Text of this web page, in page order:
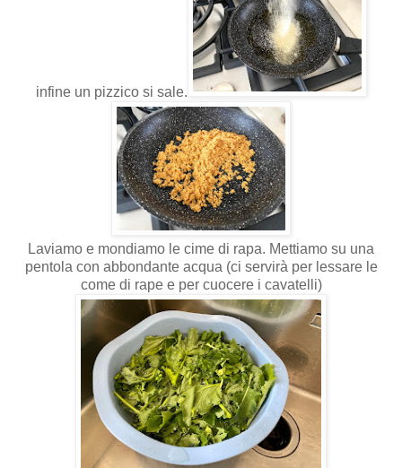
infine un pizzico si sale.
Laviamo e mondiamo le cime di rapa. Mettiamo su una
pentola con abbondante acqua (ci servirà per lessare le
come di rape e per cuocere i cavatelli)